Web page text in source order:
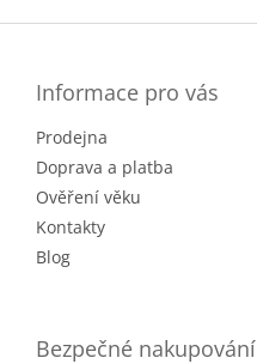
Informace pro vás
Prodejna
Doprava a platba
Ověření věku
Kontakty
Blog
Bezpečné nakupování